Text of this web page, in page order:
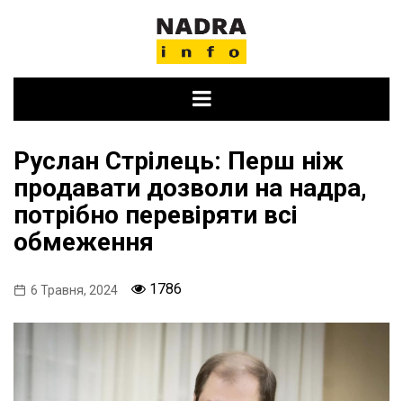
Руслан Стрілець: Перш ніж
продавати дозволи на надра,
потрібно перевіряти всі
обмеження
6 Травня, 2024 1786